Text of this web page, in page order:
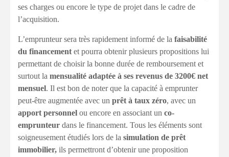
ses charges ou encore le type de projet dans le cadre de
l’acquisition.
L’emprunteur sera très rapidement informé de la faisabilité
du financement et pourra obtenir plusieurs propositions lui
permettant de choisir la bonne durée de remboursement et
surtout la mensualité adaptée à ses revenus de 3200€ net
mensuel. Il est bon de noter que la capacité à emprunter
peut-être augmentée avec un prêt à taux zéro, avec un
apport personnel ou encore en associant un co-
emprunteur dans le financement. Tous les éléments sont
soigneusement étudiés lors de la simulation de prêt
immobilier, ils permettront d’obtenir une proposition